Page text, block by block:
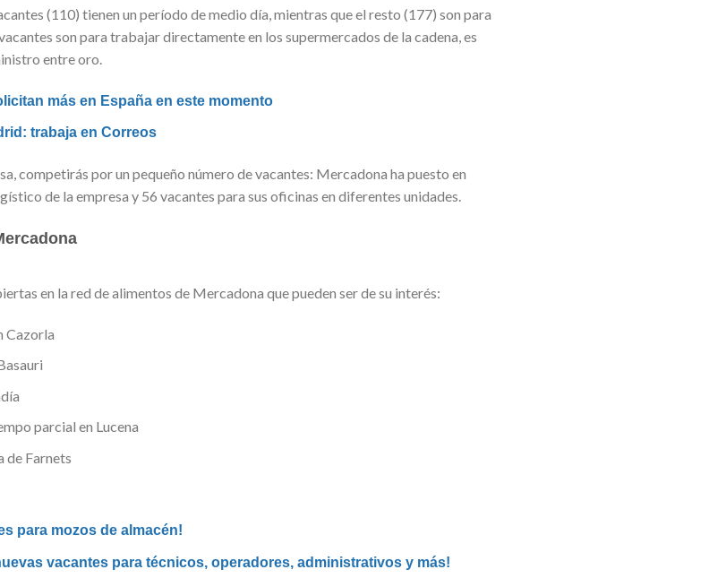
(110) tienen un período de medio día, mientras que el resto (177) son para
son para trabajar directamente en los supermercados de la cadena, es
entre oro.
más en España en este momento
trabaja en Correos
competirás por un pequeño número de vacantes: Mercadona ha puesto en
de la empresa y 56 vacantes para sus oficinas en diferentes unidades.
en la red de alimentos de Mercadona que pueden ser de su interés:
Cazorla
parcial en Lucena
de Farnets
para mozos de almacén!
vacantes para técnicos, operadores, administrativos y más!